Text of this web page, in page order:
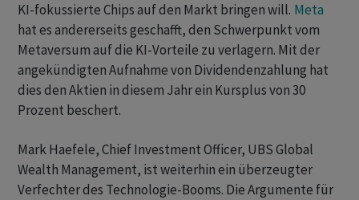
KI-fokussierte Chips auf den Markt bringen will. Meta
hat es andererseits geschafft, den Schwerpunkt vom
Metaversum auf die KI-Vorteile zu verlagern. Mit der
angekündigten Aufnahme von Dividendenzahlung hat
dies den Aktien in diesem Jahr ein Kursplus von 30
Prozent beschert.
Mark Haefele, Chief Investment Officer, UBS Global
Wealth Management, ist weiterhin ein überzeugter
Verfechter des Technologie-Booms. Die Argumente für